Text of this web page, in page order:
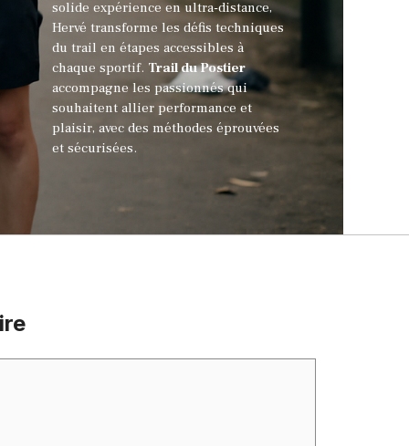
solide expérience en ultra-distance,
Hervé transforme les défis techniques
du trail en étapes accessibles à
chaque sportif. Trail du Postier
accompagne les passionnés qui
souhaitent allier performance et
plaisir, avec des méthodes éprouvées
et sécurisées.